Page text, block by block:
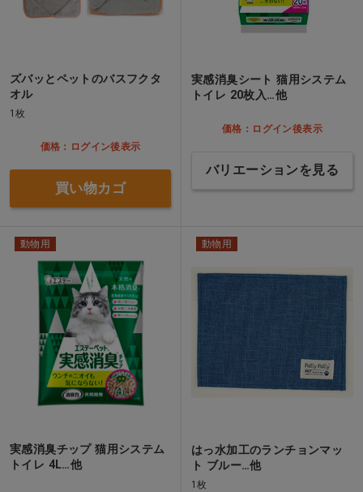
ズバッとペットのバスフクタ
オル
1枚
価格：ログイン後表示
買い物カゴ
実感消臭シート 猫用システム
トイレ 20枚入…他
価格：ログイン後表示
バリエーションを見る
動物用
実感消臭チップ 猫用システム
トイレ 4L…他
動物用
はっ水加工のランチョンマッ
ト ブルー…他
1枚